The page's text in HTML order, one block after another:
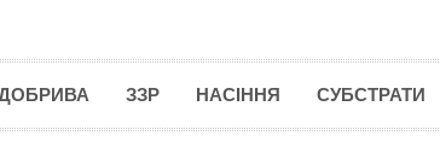
ЗЗР НАСІННЯ СУБСТРАТИ